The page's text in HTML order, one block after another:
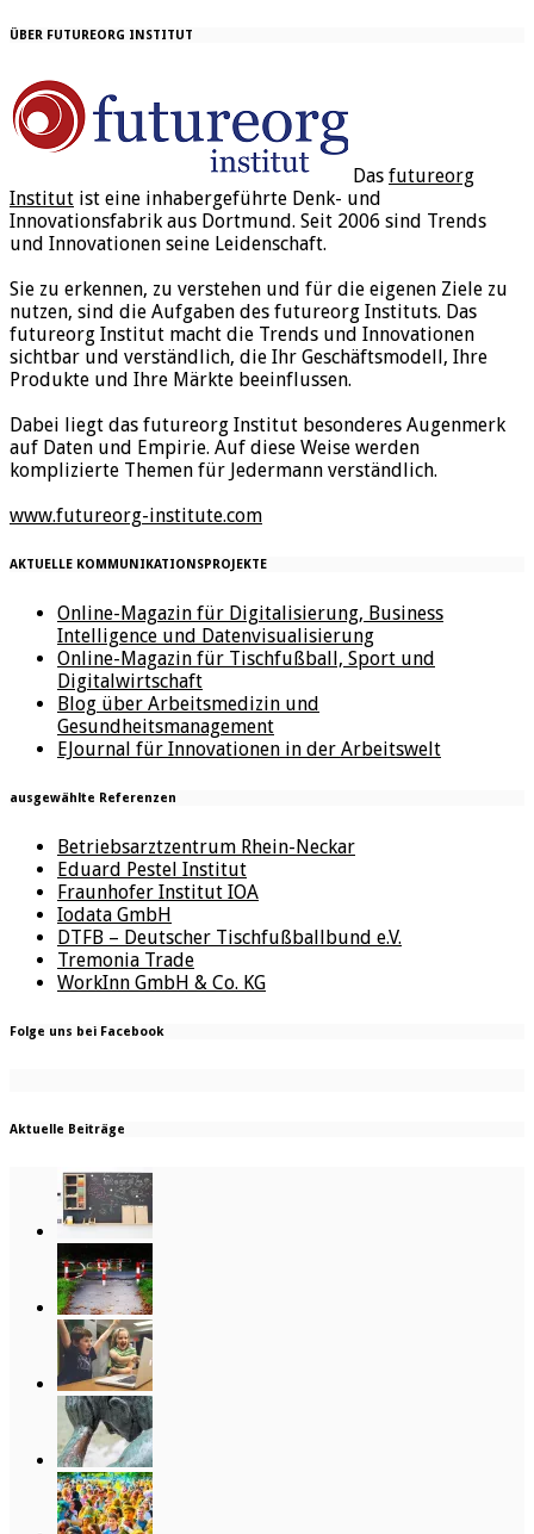
ÜBER FUTUREORG INSTITUT
Das futureorg
Institut ist eine inhabergeführte Denk- und
Innovationsfabrik aus Dortmund. Seit 2006 sind Trends
und Innovationen seine Leidenschaft.
Sie zu erkennen, zu verstehen und für die eigenen Ziele zu
nutzen, sind die Aufgaben des futureorg Instituts. Das
futureorg Institut macht die Trends und Innovationen
sichtbar und verständlich, die Ihr Geschäftsmodell, Ihre
Produkte und Ihre Märkte beeinflussen.
Dabei liegt das futureorg Institut besonderes Augenmerk
auf Daten und Empirie. Auf diese Weise werden
komplizierte Themen für Jedermann verständlich.
www.futureorg-institute.com
AKTUELLE KOMMUNIKATIONSPROJEKTE
Online-Magazin für Digitalisierung, Business
Intelligence und Datenvisualisierung
Online-Magazin für Tischfußball, Sport und
Digitalwirtschaft
Blog über Arbeitsmedizin und
Gesundheitsmanagement
EJournal für Innovationen in der Arbeitswelt
ausgewählte Referenzen
Betriebsarztzentrum Rhein-Neckar
Eduard Pestel Institut
Fraunhofer Institut IOA
Iodata GmbH
DTFB – Deutscher Tischfußballbund e.V.
Tremonia Trade
WorkInn GmbH & Co. KG
Folge uns bei Facebook
Aktuelle Beiträge